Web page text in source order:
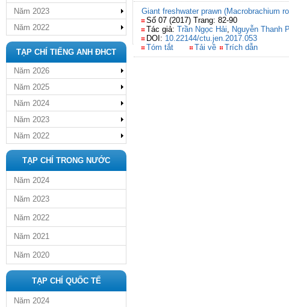
Năm 2023
Năm 2022
TẠP CHÍ TIẾNG ANH ĐHCT
Năm 2026
Năm 2025
Năm 2024
Năm 2023
Năm 2022
TẠP CHÍ TRONG NƯỚC
Năm 2024
Năm 2023
Năm 2022
Năm 2021
Năm 2020
TẠP CHÍ QUỐC TẾ
Năm 2024
Giant freshwater prawn (Macrobrachium
Số 07 (2017) Trang: 82-90
Tác giả: Trần Ngọc Hải, Nguyễn Thanh
DOI: 10.22144/ctu.jen.2017.053
Tóm tắt
Tải về Trích dẫn